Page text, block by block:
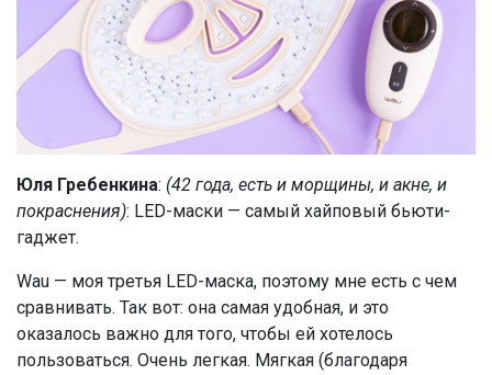
Юля Гребенкина: (42 года, есть и морщины, и акне, и
покраснения): LED-маски — самый хайповый бьюти-
гаджет.
Wau — моя третья LED-маска, поэтому мне есть с чем
сравнивать. Так вот: она самая удобная, и это
оказалось важно для того, чтобы ей хотелось
пользоваться. Очень легкая. Мягкая (благодаря